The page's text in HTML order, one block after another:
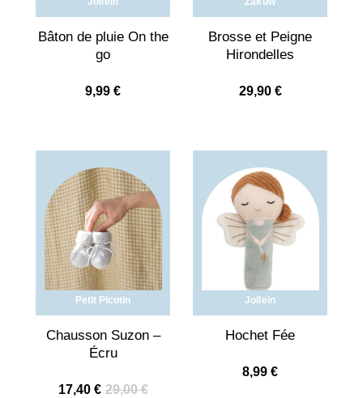
Bâton de pluie On the
go
9,99 €
Brosse et Peigne
Hirondelles
29,90 €
Petit Picotin
Chausson Suzon –
Écru
29,00€
17,40 €
Jollein
Hochet Fée
8,99 €